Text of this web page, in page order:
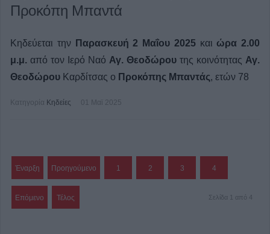
Προκόπη Μπαντά
Κηδεύεται την Παρασκευή 2 Μαΐου 2025 και ώρα 2.00
μ.μ. από τον Ιερό Ναό Αγ. Θεοδώρουτης κοινότητας Αγ.
Θεοδώρου Καρδίτσας ο Προκόπης Μπαντάς, ετών 78
Κατηγορία Κηδείες 01 Μαϊ 2025
Έναρξη Προηγούμενο 1 2 3 4
Επόμενο Τέλος Σελίδα 1 από 4